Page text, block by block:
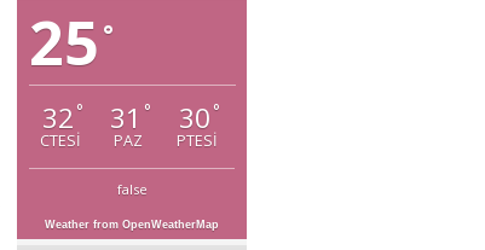
25 °
32 °
CTESI
31 °
PAZ
30 °
PTESI
false
Weather from OpenWeatherMap